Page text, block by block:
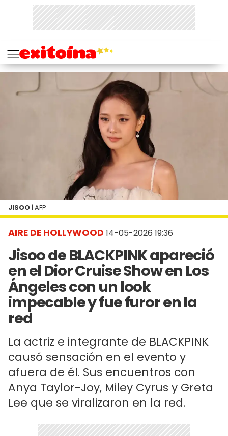
AIRE DE HOLLYWOOD 14-05-2026 19:36
Jisoo de BLACKPINK apareció
en el Dior Cruise Show en Los
Ángeles con un look
impecable y fue furor en la
red
La actriz e integrante de BLACKPINK
causó sensación en el evento y
afuera de él. Sus encuentros con
Anya Taylor-Joy, Miley Cyrus y Greta
Lee que se viralizaron en la red.
JISOO | AFP